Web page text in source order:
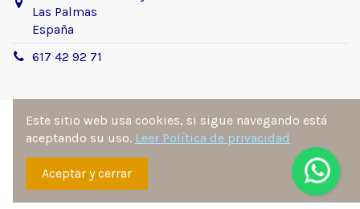
Las Palmas
España
617 42 92 71
Sitio desarrollado y diseñado por
Ángel Manuel
Fernández González . Todos los derechos reservados por
architoner.com
Este sitio web usa cookies, si sigue navegando está
aceptando su uso. Leer Política de privacidad
Aceptar y cerrar